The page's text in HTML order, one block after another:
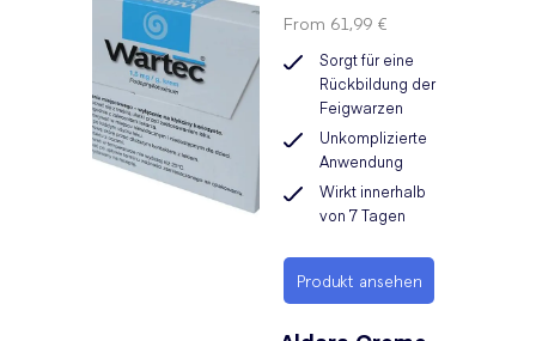
From 61,99 €
Sorgt für eine
Rückbildung der
Feigwarzen
Unkomplizierte
Anwendung
Wirkt innerhalb
von 7 Tagen
Produkt ansehen